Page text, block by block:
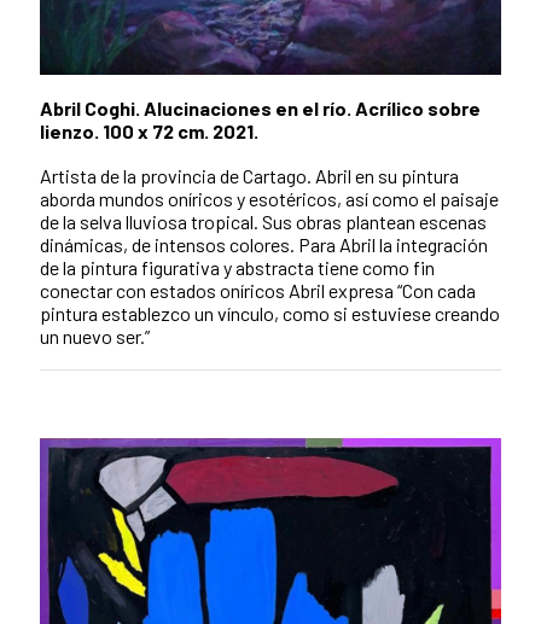
Abril Coghi. Alucinaciones en el río. Acrílico sobre
lienzo. 100 x 72 cm. 2021.
Artista de la provincia de Cartago. Abril en su pintura
aborda mundos oníricos y esotéricos, así como el paisaje
de la selva lluviosa tropical. Sus obras plantean escenas
dinámicas, de intensos colores. Para Abril la integración
de la pintura figurativa y abstracta tiene como fin
conectar con estados oníricos Abril expresa “Con cada
pintura establezco un vínculo, como si estuviese creando
un nuevo ser.”